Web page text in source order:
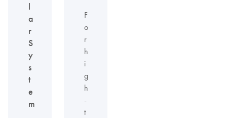
l
a
r
S
y
s
t
e
m
F
o
r
h
i
g
h
-
t